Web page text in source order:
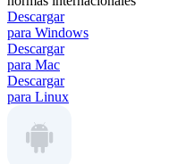
Descargar
para Windows
Descargar
para Mac
Descargar
para Linux